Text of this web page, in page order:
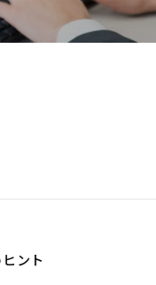
ント